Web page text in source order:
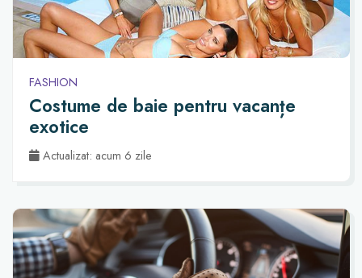
FASHION
Costume de baie pentru vacanțe
exotice
Actualizat: acum 6 zile